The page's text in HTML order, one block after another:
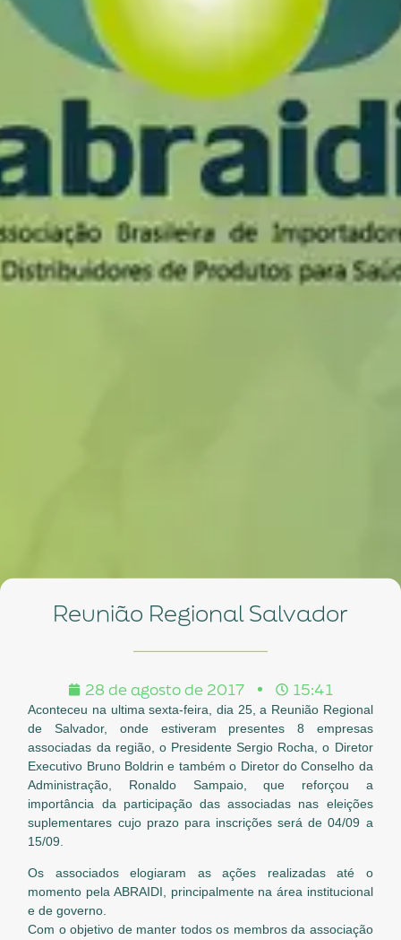
Reunião Regional Salvador
28 de agosto de 2017 15:41
Aconteceu na ultima sexta-feira, dia 25, a Reunião Regional
de Salvador, onde estiveram presentes 8 empresas
associadas da região, o Presidente Sergio Rocha, o Diretor
Executivo Bruno Boldrin e também o Diretor do Conselho da
Administração, Ronaldo Sampaio, que reforçou a
importância da participação das associadas nas eleições
suplementares cujo prazo para inscrições será de 04/09 a
15/09.
Os associados elogiaram as ações realizadas até o
momento pela ABRAIDI, principalmente na área institucional
e de governo.
Com o objetivo de manter todos os membros da associação